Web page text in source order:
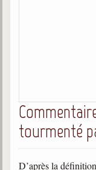
tourmenté
D’après la